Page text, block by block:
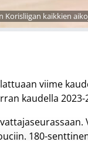
Korisliigan kaikkien
viime
kaudella 2023-
180-